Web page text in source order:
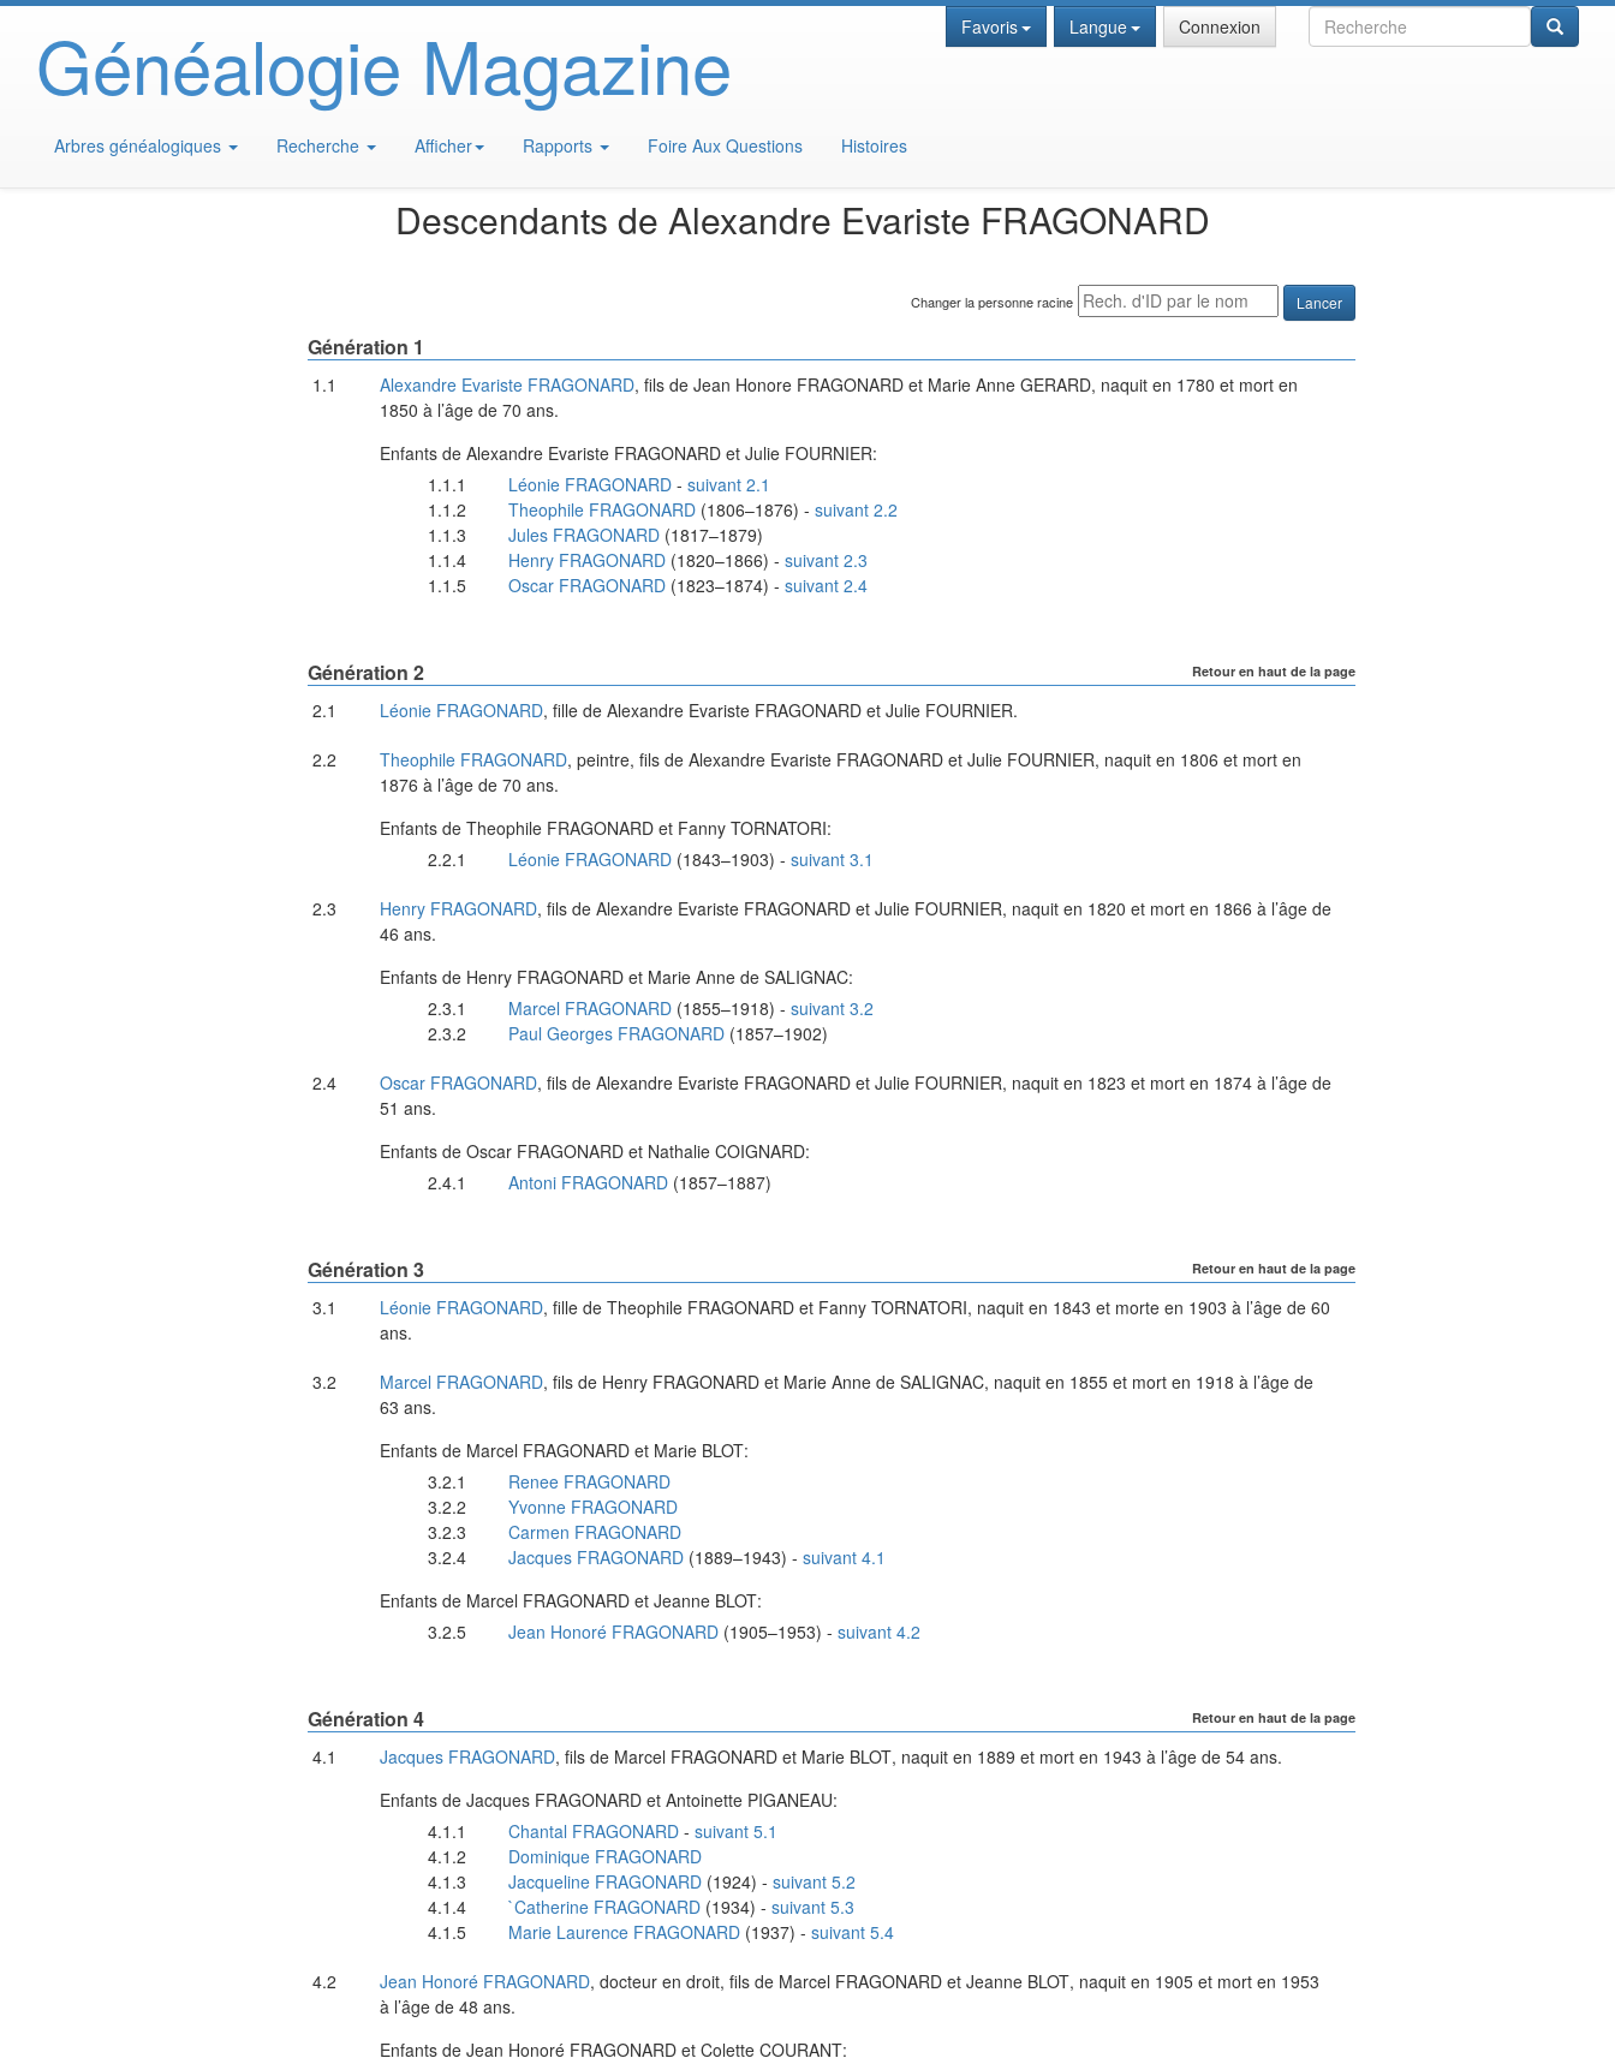
Généalogie Magazine Recherche
Favoris Langue Connexion
Arbres généalogiques Recherche Afficher Rapports Foire Aux Questions Histoires
Descendants de Alexandre Evariste FRAGONARD
Changer la personne racine
Génération 1
Alexandre Evariste FRAGONARD, fils de Jean Honore FRAGONARD et Marie Anne GERARD, naquit en 1780 et mort en
1850 à l’âge de 70 ans.
Enfants de Alexandre Evariste FRAGONARD et Julie FOURNIER:
LéonieFRAGONARD- suivant 2.1
TheophileFRAGONARD(1806–1876) - suivant 2.2
JulesFRAGONARD(1817–1879)
HenryFRAGONARD(1820–1866) - suivant 2.3
OscarFRAGONARD(1823–1874) - suivant 2.4
Génération 2 Retour en haut de la page
Léonie FRAGONARD, fille de Alexandre Evariste FRAGONARD et Julie FOURNIER.
Theophile FRAGONARD, peintre, fils de Alexandre Evariste FRAGONARD et Julie FOURNIER, naquit en 1806 et mort en
1876 à l’âge de 70 ans.
Enfants de Theophile FRAGONARD et Fanny TORNATORI:
LéonieFRAGONARD(1843–1903) - suivant 3.1
Henry FRAGONARD, fils de Alexandre Evariste FRAGONARD et Julie FOURNIER, naquit en 1820 et mort en 1866 à l’âge de
46 ans.
Enfants de Henry FRAGONARD et Marie Anne de SALIGNAC:
Marcel FRAGONARD(1855–1918) - suivant 3.2
Paul GeorgesFRAGONARD(1857–1902)
Oscar FRAGONARD, fils de Alexandre Evariste FRAGONARD et Julie FOURNIER, naquit en 1823 et mort en 1874 à l’âge de
51 ans.
Enfants de Oscar FRAGONARD et Nathalie COIGNARD:
AntoniFRAGONARD(1857–1887)
Génération 3 Retour en haut de la page
Léonie FRAGONARD, fille de Theophile FRAGONARD et Fanny TORNATORI, naquit en 1843 et morte en 1903 à l’âge de 60
ans.
Marcel FRAGONARD, fils de Henry FRAGONARD et Marie Anne de SALIGNAC, naquit en 1855 et mort en 1918 à l’âge de
63 ans.
Enfants de Marcel FRAGONARD et Marie BLOT:
ReneeFRAGONARD
YvonneFRAGONARD
Carmen FRAGONARD
JacquesFRAGONARD(1889–1943) - suivant 4.1
Enfants de Marcel FRAGONARD et Jeanne BLOT:
Jean HonoréFRAGONARD(1905–1953) - suivant 4.2
Génération 4 Retour en haut de la page
Jacques FRAGONARD, fils de Marcel FRAGONARD et Marie BLOT, naquit en 1889 et mort en 1943 à l’âge de 54 ans.
Enfants de Jacques FRAGONARD et Antoinette PIGANEAU:
Chantal FRAGONARD- suivant 5.1
DominiqueFRAGONARD
JacquelineFRAGONARD(1924) - suivant 5.2
`CatherineFRAGONARD(1934) - suivant 5.3
Marie LaurenceFRAGONARD(1937) - suivant 5.4
Jean Honoré FRAGONARD, docteur en droit, fils de Marcel FRAGONARD et Jeanne BLOT, naquit en 1905 et mort en 1953
à l’âge de 48 ans.
Enfants de Jean Honoré FRAGONARD et Colette COURANT: